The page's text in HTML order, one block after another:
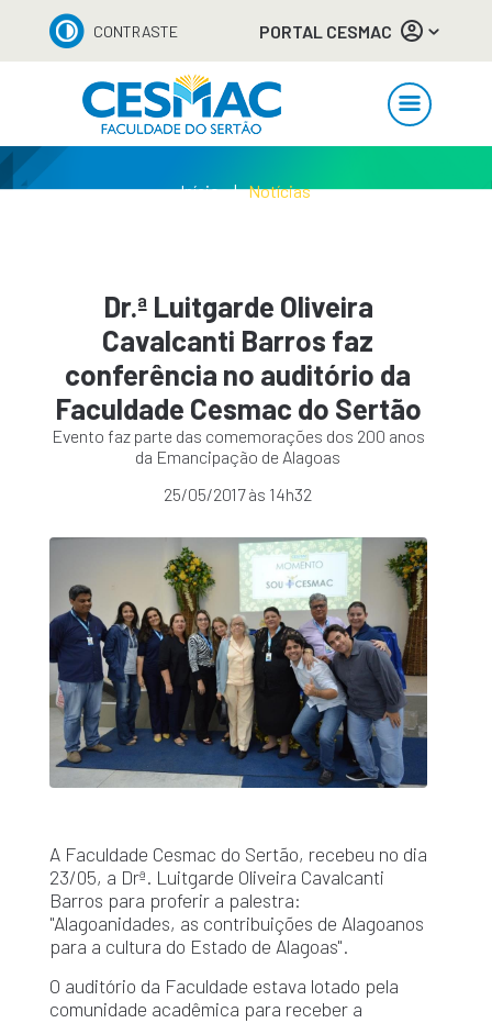
CONTRASTE PORTAL CESMAC
Início Notícias
Dr.ª Luitgarde Oliveira
Cavalcanti Barros faz
conferência no auditório da
Faculdade Cesmac do Sertão
Evento faz parte das comemorações dos 200 anos
da Emancipação de Alagoas
25/05/2017 às 14h32
A Faculdade Cesmac do Sertão, recebeu no dia
23/05, a Drª. Luitgarde Oliveira Cavalcanti
Barros para proferir a palestra:
"Alagoanidades, as contribuições de Alagoanos
para a cultura do Estado de Alagoas".
O auditório da Faculdade estava lotado pela
comunidade acadêmica para receber a